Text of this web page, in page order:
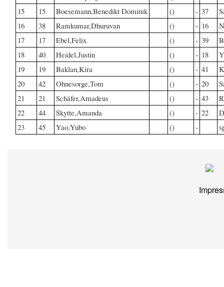
15
15 Boesemann,Benedikt Dominik () - 37
16
38 Ramkumar,Dhuruvan () - 16
17
17 Ebel,Felix () - 39
18
40 Heidel,Justin () - 18
19
19 Baklan,Kira () - 41
20
42 Ohnesorge,Tom () - 20
21
21 Schäfer,Amadeus () - 43
22
44 Skytte,Amanda () - 22
23
45 Yao,Yubo () -